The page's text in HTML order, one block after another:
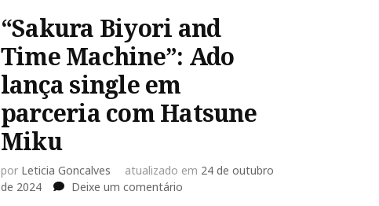
“Sakura Biyori and
Time Machine”: Ado
lança single em
parceria com Hatsune
Miku
por Leticia Goncalves atualizado em 24 de outubro
de 2024
Deixe um comentárioem